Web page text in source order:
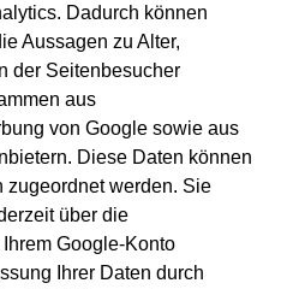
Dadurch können
Aussagen zu Alter,
der Seitenbesucher
aus
von Google sowie aus
Diese Daten können
zugeordnet werden. Sie
über die
Google-Konto
Ihrer Daten durch